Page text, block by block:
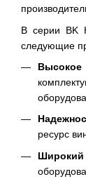
В серии BK
следующие
ресурс
Широкий